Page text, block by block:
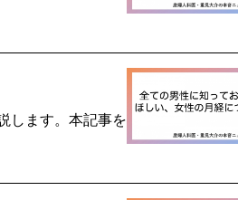
します。本記事を